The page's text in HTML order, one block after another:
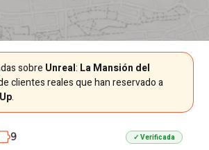
sobre Unreal: La Mansión del
clientes reales que han reservado a
.
9 ✓ Verificada